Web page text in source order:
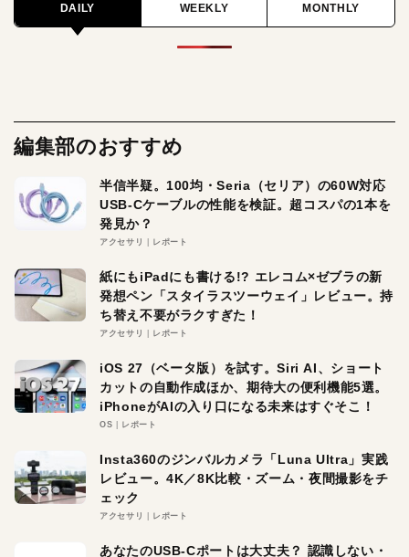
DAILY WEEKLY MONTHLY
編集部のおすすめ
半信半疑。100均・Seria（セリア）の60W対応
USB-Cケーブルの性能を検証。超コスパの1本を
発見か？
アクセサリ レポート
紙にもiPadにも書ける!? エレコム×ゼブラの新
発想ペン「スタイラスツーウェイ」レビュー。持
ち替え不要がラクすぎた！
アクセサリ レポート
iOS 27（ベータ版）を試す。Siri AI、ショート
カットの自動作成ほか、期待大の便利機能5選。
iPhoneがAIの入り口になる未来はすぐそこ！
OS レポート
Insta360のジンバルカメラ「Luna Ultra」実践
レビュー。4K／8K比較・ズーム・夜間撮影をチ
ェック
アクセサリ レポート
あなたのUSB-Cポートは大丈夫？ 認識しない・